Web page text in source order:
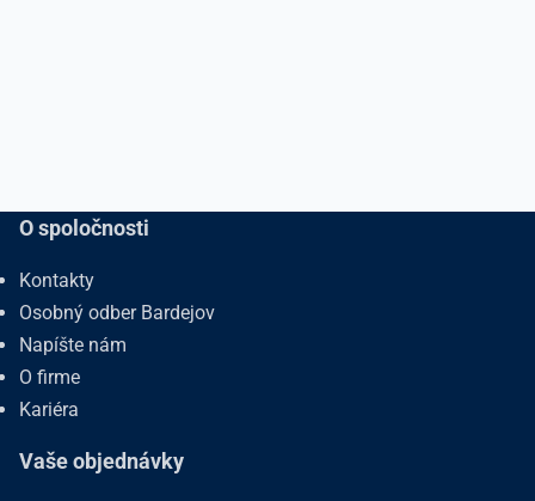
O spoločnosti
Kontakty
Osobný odber Bardejov
Napíšte nám
O firme
Kariéra
Vaše objednávky